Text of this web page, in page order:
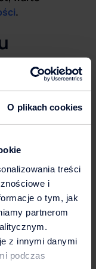
O plikach cookies
treści
i
o tym, jak
partnerom
z innymi danymi
podczas
.
w
dostaw), staje
Wybór partnera,
firmie przejście
dostawcami.